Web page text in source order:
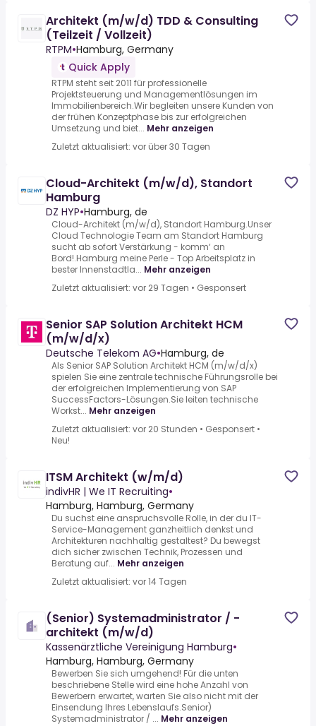
Architekt (m/w/d) TDD & Consulting
(Teilzeit / Vollzeit)
RTPM•Hamburg, Germany
Quick Apply
RTPM steht seit 2011 für professionelle
Projektsteuerung und Managementlösungen im
Immobilienbereich.Wir begleiten unsere Kunden von
der frühen Konzeptphase bis zur erfolgreichen
Umsetzung und biet... Mehr anzeigen
Zuletzt aktualisiert: vor über 30 Tagen
Cloud-Architekt (m/w/d), Standort
Hamburg
DZ HYP•Hamburg, de
Cloud-Architekt (m/w/d), Standort Hamburg.Unser
Cloud Technologie Team am Standort Hamburg
sucht ab sofort Verstärkung - komm‘ an
Bord!.Hamburg meine Perle - Top Arbeitsplatz in
bester Innenstadtla... Mehr anzeigen
Zuletzt aktualisiert: vor 29 Tagen • Gesponsert
Senior SAP Solution Architekt HCM
(m/w/d/x)
Deutsche Telekom AG•Hamburg, de
Als Senior SAP Solution Architekt HCM (m/w/d/x)
spielen Sie eine zentrale technische Führungsrolle bei
der erfolgreichen Implementierung von SAP
SuccessFactors-Lösungen.Sie leiten technische
Workst... Mehr anzeigen
Zuletzt aktualisiert: vor 20 Stunden • Gesponsert •
Neu!
ITSM Architekt (w/m/d)
indivHR | We IT Recruiting•
Hamburg, Hamburg, Germany
Du suchst eine anspruchsvolle Rolle, in der du IT-
Service-Management ganzheitlich denkst und
Architekturen nachhaltig gestaltest? Du bewegst
dich sicher zwischen Technik, Prozessen und
Beratung auf... Mehr anzeigen
Zuletzt aktualisiert: vor 14 Tagen
(Senior) Systemadministrator / -
architekt (m/w/d)
Kassenärztliche Vereinigung Hamburg•
Hamburg, Hamburg, Germany
Bewerben Sie sich umgehend! Für die unten
beschriebene Stelle wird eine hohe Anzahl von
Bewerbern erwartet, warten Sie also nicht mit der
Einsendung Ihres Lebenslaufs.Senior)
Systemadministrator / ... Mehr anzeigen